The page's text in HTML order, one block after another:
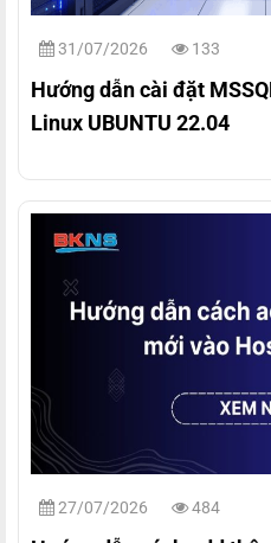
31/07/2026 133
Hướng dẫn cài đặt
Linux UBUNTU 22.04
27/07/2026 484